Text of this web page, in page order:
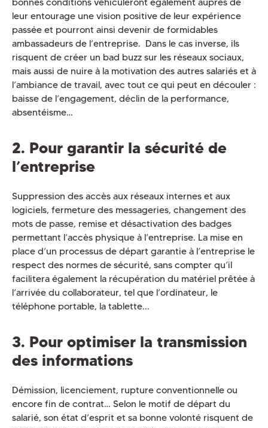
leur entourage une vision positive de leur expérience
passée et pourront ainsi devenir de formidables
ambassadeurs de l’entreprise. Dans le cas inverse, ils
risquent de créer un bad buzz sur les réseaux sociaux,
mais aussi de nuire à la motivation des autres salariés et à
l’ambiance de travail, avec tout ce qui peut en découler :
baisse de l’engagement, déclin de la performance,
absentéisme…
2. Pour garantir la sécurité de
l’entreprise
Suppression des accès aux réseaux internes et aux
logiciels, fermeture des messageries, changement des
mots de passe, remise et désactivation des badges
permettant l’accès physique à l’entreprise. La mise en
place d’un processus de départ garantie à l’entreprise le
respect des normes de sécurité, sans compter qu’il
facilitera également la récupération du matériel prêtée à
l’arrivée du collaborateur, tel que l’ordinateur, le
téléphone portable, la tablette...
3. Pour optimiser la transmission
des informations
Démission, licenciement, rupture conventionnelle ou
encore fin de contrat… Selon le motif de départ du
salarié, son état d’esprit et sa bonne volonté risquent de